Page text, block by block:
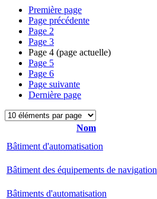
Première page
Page précédente
Page 2
Page 3
Page 4 (page actuelle)
Page 5
Page 6
Page suivante
Dernière page
Nom
Bâtiment d'automatisation
Bâtiment des équipements de navigation
Bâtiments d'automatisation